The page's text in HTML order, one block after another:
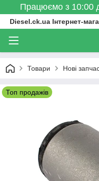
Працюємо з 10:00
Diesel.ck.ua Інтернет-
Товари Нові
Топ продажів